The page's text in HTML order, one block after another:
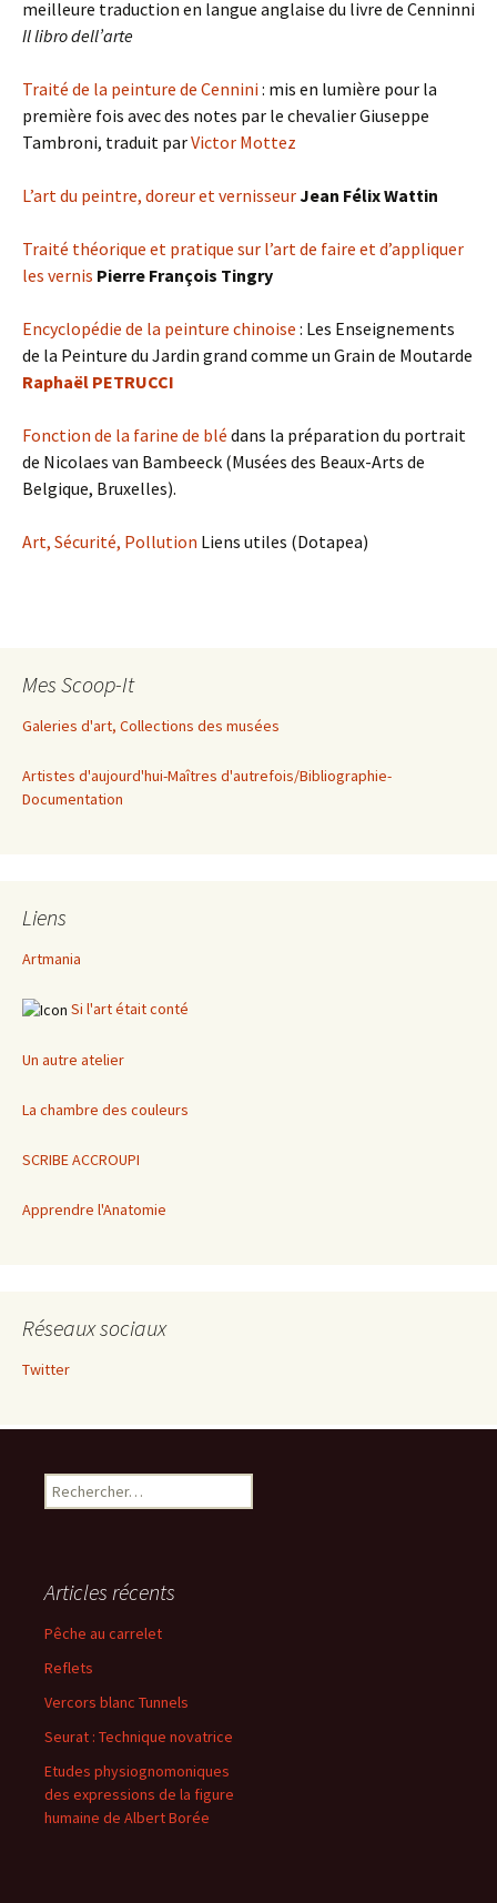
meilleure traduction en langue anglaise du livre de Cenninni
Il libro dell’arte
Traité de la peinture de Cennini: mis en lumière pour la
première fois avec des notes par le chevalier Giuseppe
Tambroni, traduit parVictor Mottez
L’art du peintre, doreur et vernisseurJean Félix Wattin
Traité théorique et pratique sur l’art de faire et d’appliquer
les vernis Pierre François Tingry
Encyclopédie de la peinture chinoise : Les Enseignements
de la Peinture du Jardin grand comme un Grain de Moutarde
Raphaël PETRUCCI
Fonction de la farine de blé dans la préparation du portrait
de Nicolaes van Bambeeck (Musées des Beaux-Arts de
Belgique, Bruxelles).
Art, Sécurité, Pollution Liens utiles (Dotapea)
Mes Scoop-It
Galeries d'art, Collections des musées
Artistes d'aujourd'hui-Maîtres d'autrefois/Bibliographie-
Documentation
Liens
Artmania
Si l'art était conté
Un autre atelier
La chambre des couleurs
SCRIBE ACCROUPI
Apprendre l'Anatomie
Réseaux sociaux
Twitter
Rechercher :
Articles récents
Pêche au carrelet
Reflets
Vercors blanc Tunnels
Seurat : Technique novatrice
Etudes physiognomoniques
des expressions de la figure
humaine de Albert Borée